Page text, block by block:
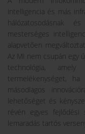
intelligencia és más
hálózatosodásnak
mesterséges
alapvetően
Az MI nem csupán egy
technológia,
termelékenységet, ha
másodlagos
lehetőséget és
révén egyes fejlődési
lemaradás tartós